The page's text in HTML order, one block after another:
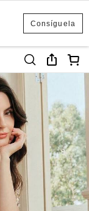
Consíguela